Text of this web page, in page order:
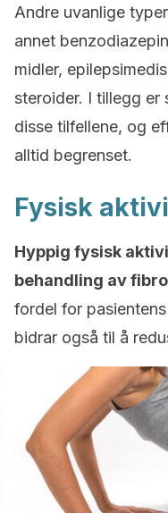
Andre uvanlige
annet
midler,
steroider. I tillegg
disse tilfellene, og
alltid begrenset.
Fysisk
Hyppig fysisk
behandling av
fordel for
bidrar også til å